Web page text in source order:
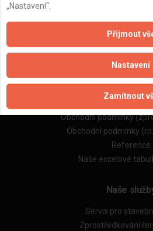
Důležité
Obchodní podmínky
Obchodní podmínky
Reference
Naše excelové
Naše
Servis pro
Zprostředkování
„Nastavení“.
Přijmout
Nastavení
Zamítnout